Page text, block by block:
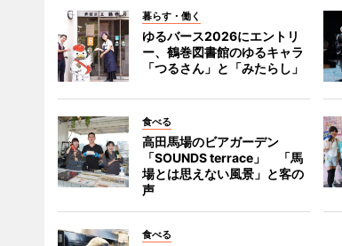
暮らす・働く
ゆるバース2026にエントリ
ー、鶴巻図書館のゆるキャラ
「つるさん」と「みたらし」
食べる
高田馬場のビアガーデン
「SOUNDS terrace」 「馬
場とは思えない風景」と客の
声
食べる